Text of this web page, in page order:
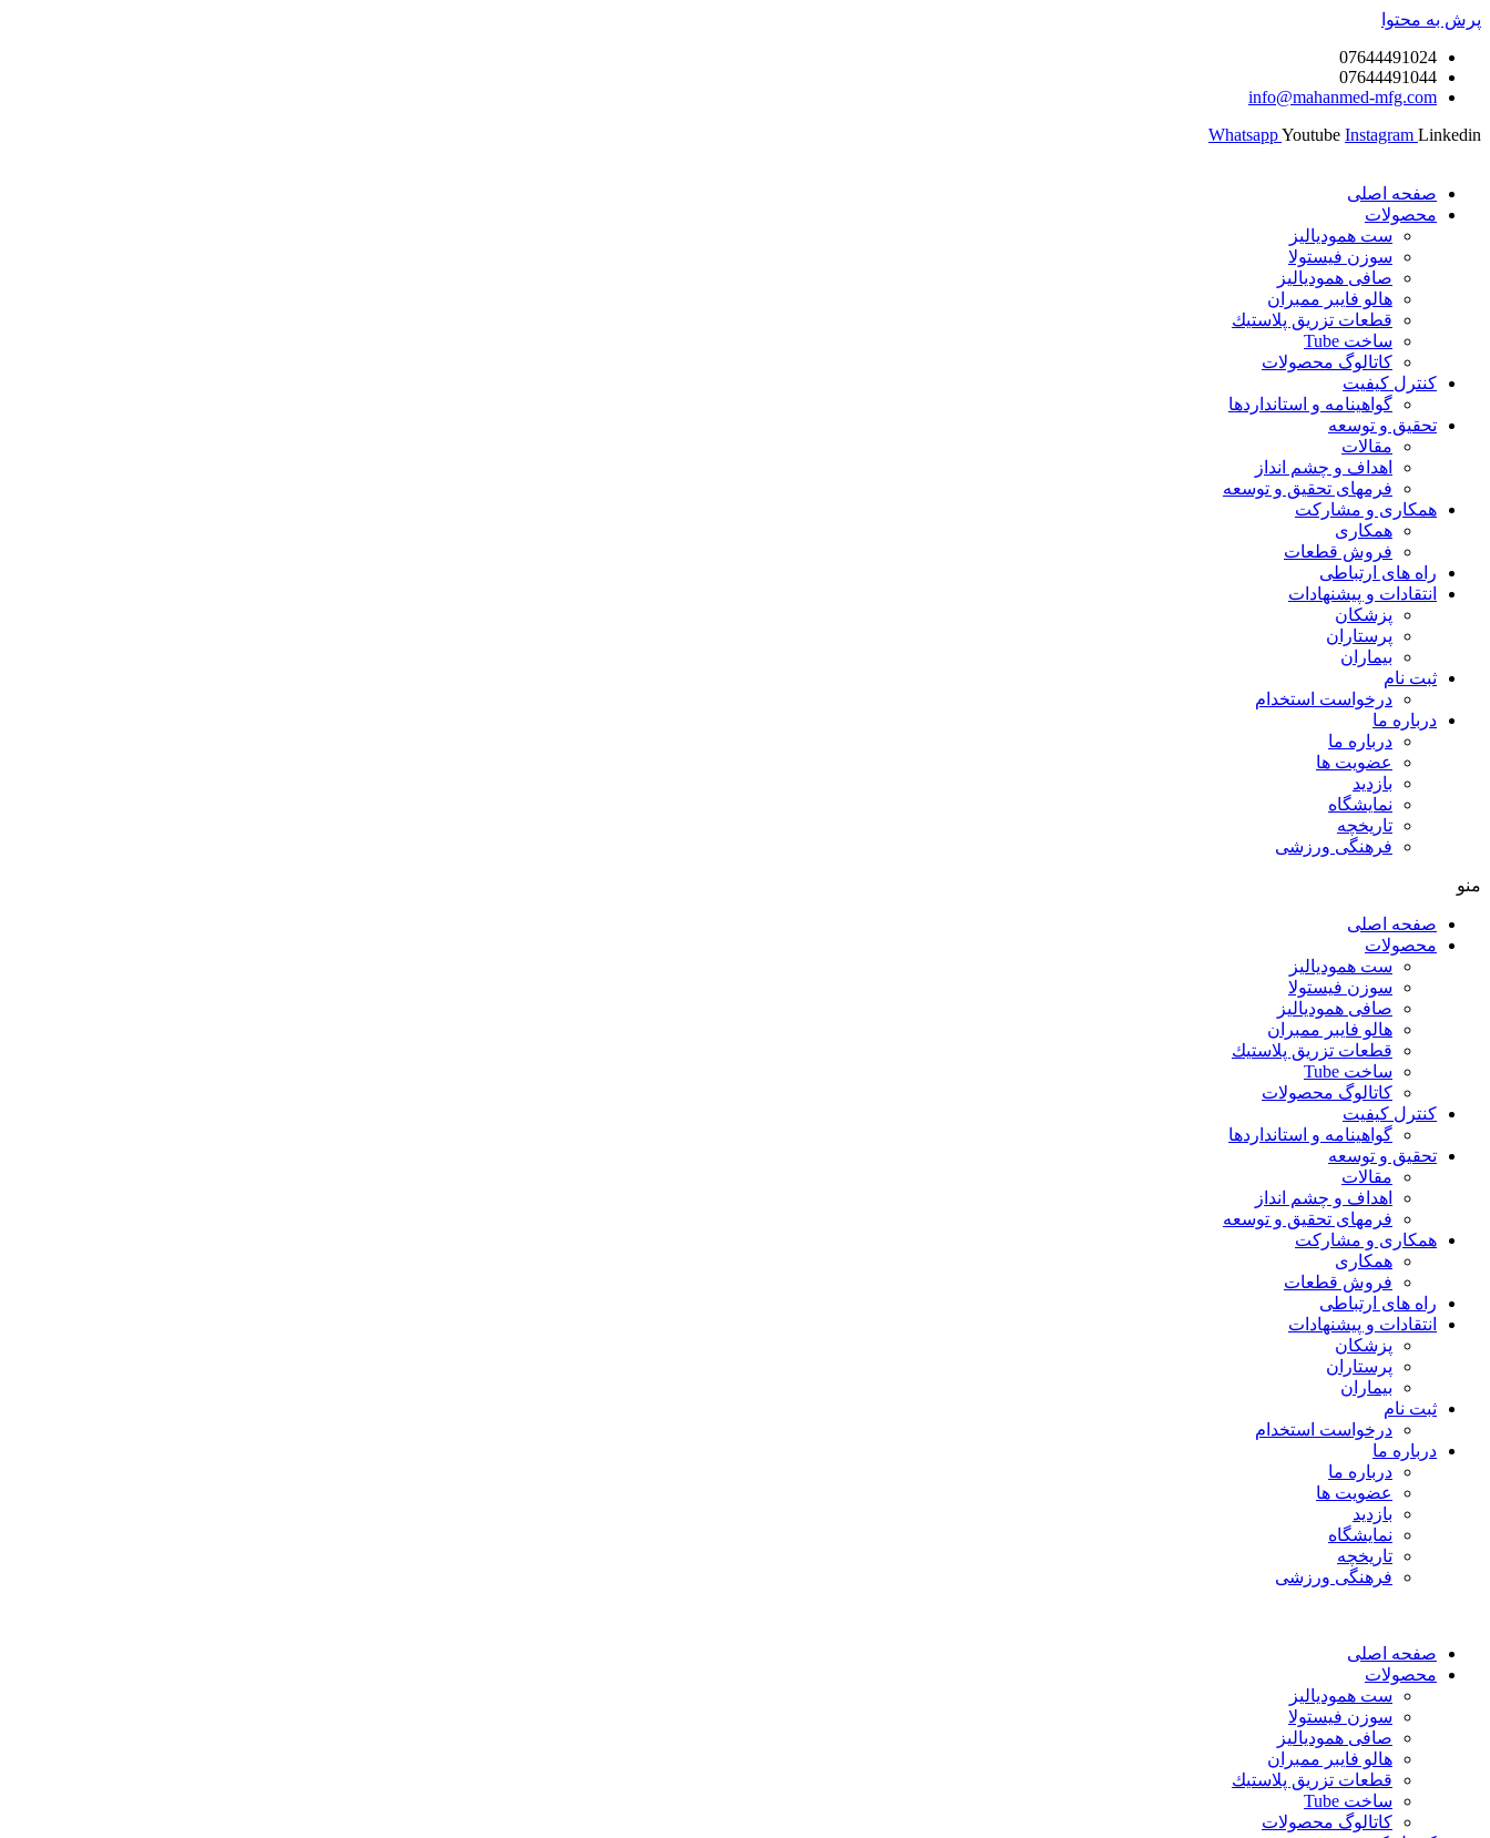
پرش به محتوا
07644491024
07644491044
info@mahanmed-mfg.com
WhatsappYoutube Instagram Linkedin
صفحه اصلی
محصولات
ست همودیالیز
سوزن فیستولا
صافی همودیالیز
هالو فایبر ممبران
قطعات تزريق پلاستيك
ساخت Tube
کاتالوگ محصولات
کنترل کیفیت
گواهينامه و استانداردها
تحقيق و توسعه
مقالات
اهداف و چشم انداز
فرمهای تحقیق و توسعه
همکاری و مشارکت
همکاری
فروش قطعات
راه های ارتباطی
انتقادات و پيشنهادات
پزشكان
پرستاران
بيماران
ثبت نام
درخواست استخدام
درباره ما
درباره ما
عضویت ها
بازدید
نمایشگاه
تاريخچه
فرهنگی ورزشی
منو
صفحه اصلی
محصولات
ست همودیالیز
سوزن فیستولا
صافی همودیالیز
هالو فایبر ممبران
قطعات تزريق پلاستيك
ساخت Tube
کاتالوگ محصولات
کنترل کیفیت
گواهينامه و استانداردها
تحقيق و توسعه
مقالات
اهداف و چشم انداز
فرمهای تحقیق و توسعه
همکاری و مشارکت
همکاری
فروش قطعات
راه های ارتباطی
انتقادات و پيشنهادات
پزشكان
پرستاران
بيماران
ثبت نام
درخواست استخدام
درباره ما
درباره ما
عضویت ها
بازدید
نمایشگاه
تاريخچه
فرهنگی ورزشی
صفحه اصلی
محصولات
ست همودیالیز
سوزن فیستولا
صافی همودیالیز
هالو فایبر ممبران
قطعات تزريق پلاستيك
ساخت Tube
کاتالوگ محصولات